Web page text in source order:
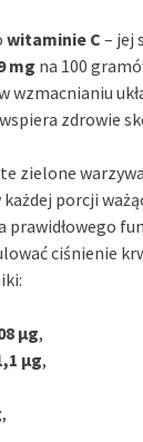
witaminie C – jej
mg na 100
wzmacnianiu
zdrowie
zielone
każdej porcji
prawidłowego
ciśnienie
µg,
µg,
,